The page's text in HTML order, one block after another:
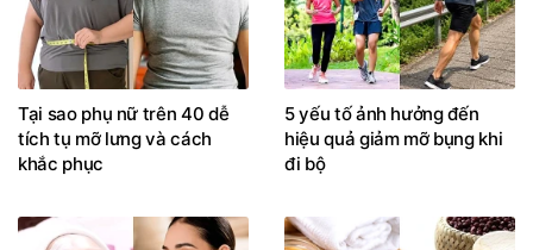
Tại sao phụ nữ trên 40 dễ
tích tụ mỡ lưng và cách
khắc phục
5 yếu tố ảnh hưởng đến
hiệu quả giảm mỡ bụng khi
đi bộ